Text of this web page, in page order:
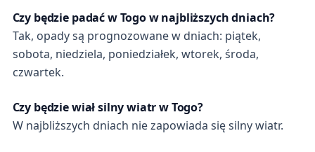
Czy będzie padać w Togo w najbliższych dniach?
Tak, opady są prognozowane w dniach: piątek,
sobota, niedziela, poniedziałek, wtorek, środa,
czwartek.
Czy będzie wiał silny wiatr w Togo?
W najbliższych dniach nie zapowiada się silny wiatr.